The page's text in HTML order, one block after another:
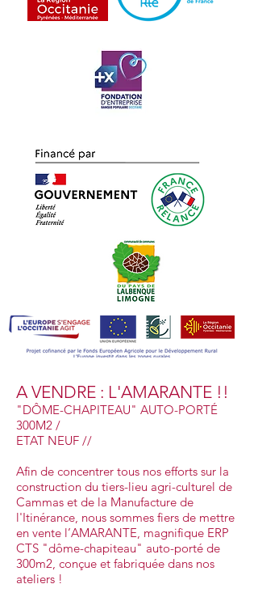
A VENDRE : L'AMARANTE !!
"DÔME-CHAPITEAU" AUTO-PORTÉ
300M2 /
ETAT NEUF //
Afin de concentrer tous nos efforts sur la
construction du tiers-lieu agri-culturel de
Cammas et de la Manufacture de
l'Itinérance, nous sommes fiers de mettre
en vente l’AMARANTE, magnifique ERP
CTS "dôme-chapiteau" auto-porté de
300m2, conçue et fabriquée dans nos
ateliers !